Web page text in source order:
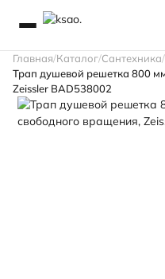
Главная Каталог Сантехника
Трап душевой решетка 800
Zeissler BAD538002